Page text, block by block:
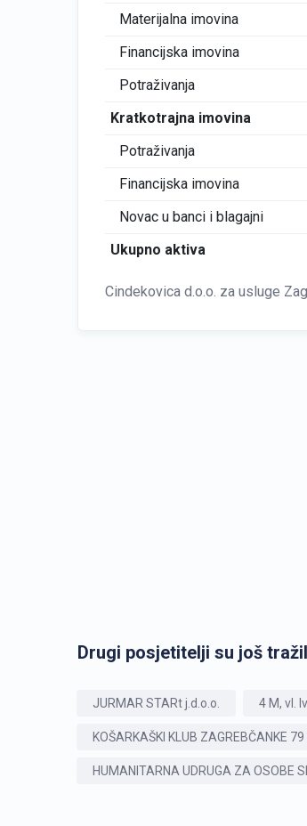
Materijalna imovina
Financijska imovina
Potraživanja
Kratkotrajna imovina
Potraživanja
Financijska imovina
Novac u banci i blagajni
Ukupno aktiva
Cindekovica d.o.o. za usluge
Drugi posjetitelji su još
JURMAR STARt j.d.o.o. 4 M, vl.
KOŠARKAŠKI KLUB ZAGREBČANKE 79
HUMANITARNA UDRUGA ZA OSOBE